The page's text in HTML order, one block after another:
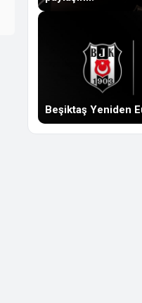
Beşiktaş Yeniden